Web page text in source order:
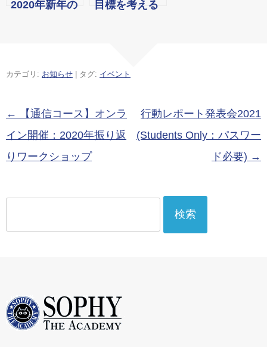
2020年新年の
目標を考える
カテゴリ: お知らせ | タグ: イベント
投稿ナビゲーション
←
【通信コース】オンラ
イン開催：2020年振り返
りワークショップ
行動レポート発表会2021
(Students Only：パスワー
ド必要) →